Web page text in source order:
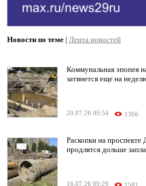
Новости по теме | Лента новостей
Коммунальная эпопея
затянется еще на
20.07.26 09:54 1366
Раскопки на проспекте
продлятся дольше
16.07.26 09:29